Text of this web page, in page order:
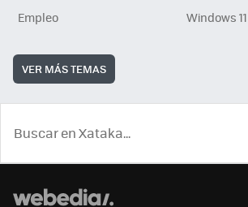
Empleo
Windows 11
VER MÁS TEMAS